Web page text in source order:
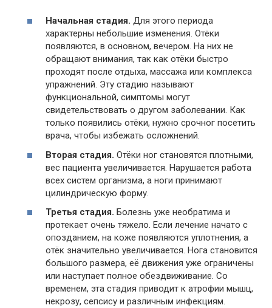
Начальная стадия. Для этого периода
характерны небольшие изменения. Отёки
появляются, в основном, вечером. На них не
обращают внимания, так как отёки быстро
проходят после отдыха, массажа или комплекса
упражнений. Эту стадию называют
функциональной, симптомы могут
свидетельствовать о другом заболевании. Как
только появились отёки, нужно срочног посетить
врача, чтобы избежать осложнений.
Вторая стадия. Отёки ног становятся плотными,
вес пациента увеличивается. Нарушается работа
всех систем организма, а ноги принимают
цилиндрическую форму.
Третья стадия. Болезнь уже необратима и
протекает очень тяжело. Если лечение начато с
опозданием, на коже появляются уплотнения, а
отёк значительно увеличивается. Нога становится
большого размера, её движения уже ограничены
или наступает полное обездвиживание. Со
временем, эта стадия приводит к атрофии мышц,
некрозу, сепсису и различным инфекциям.